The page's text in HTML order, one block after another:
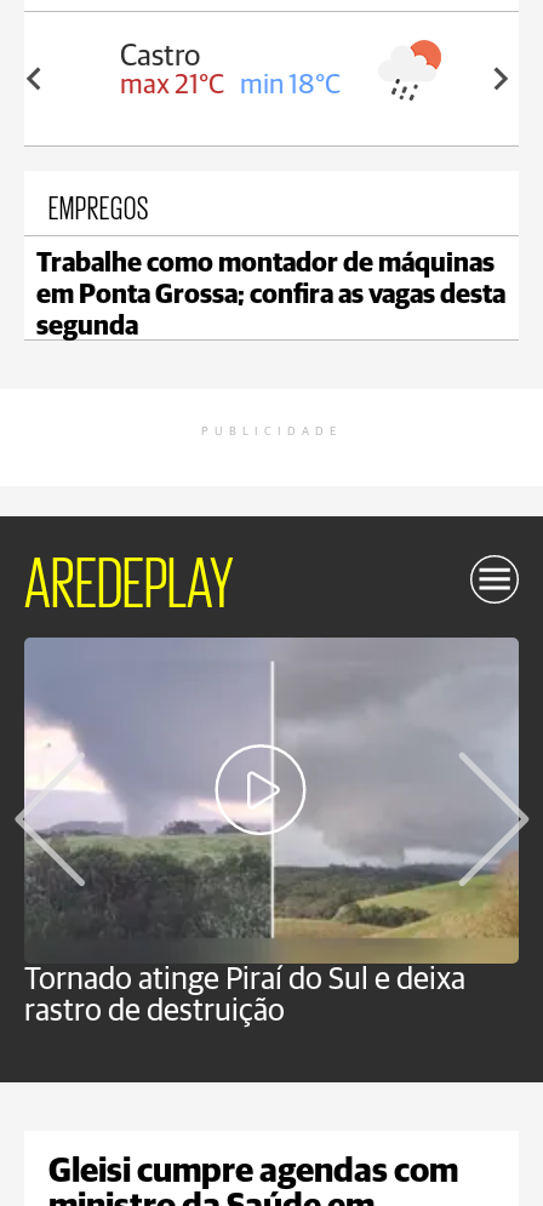
18°C max 20°C min 18°C
EMPREGOS
Trabalhe como montador de máquinas
em Ponta Grossa; confira as vagas desta
segunda
PUBLICIDADE
AREDEPLAY
Tornado atinge Piraí do Sul e deixa
rastro de destruição
Gleisi cumpre agendas com